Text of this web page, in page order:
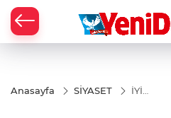
Anasayfa SİYASET
İYİ